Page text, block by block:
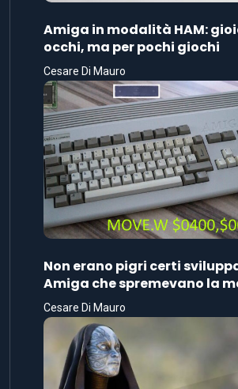
Amiga in modalità HAM:
occhi, ma per pochi giochi
Cesare Di Mauro
Non erano pigri certi
Amiga che spremevano la
Cesare Di Mauro